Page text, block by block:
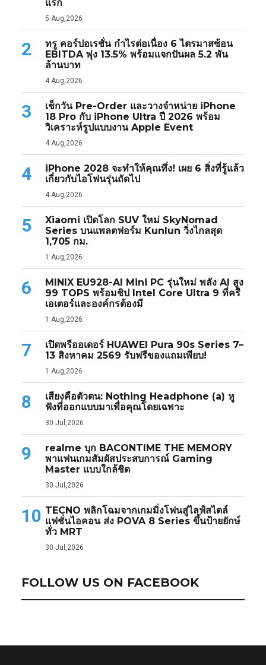
แรก
5 Aug,2026
2
ทรู คอร์ปอเรชั่น กำไรต่อเนื่อง 6 ไตรมาสซ้อน
EBITDA พุ่ง 13.5% พร้อมแจกปันผล 5.2 พัน
ล้านบาท
4 Aug,2026
3
เช็กวัน Pre-Order และวางจำหน่าย iPhone
18 Pro กับ iPhone Ultra ปี 2026 พร้อม
วิเคราะห์รูปแบบงาน Apple Event
4 Aug,2026
4
iPhone 2028 จะทำให้คุณทึ่ง! เผย 6 สิ่งที่รู้แล้ว
เกี่ยวกับไอโฟนรุ่นถัดไป
4 Aug,2026
5
Xiaomi เปิดโลก SUV ใหม่ SkyNomad
Series บนแพลตฟอร์ม Kunlun วิ่งไกลสุด
1,705 กม.
1 Aug,2026
6
MINIX EU928-AI Mini PC รุ่นใหม่ พลัง AI สูง
99 TOPS พร้อมชิป Intel Core Ultra 9 ที่ครี
เอเตอร์และองค์กรต้องมี
1 Aug,2026
7
เปิดพรีออเดอร์ HUAWEI Pura 90s Series 7–
13 สิงหาคม 2569 รับฟรีของแถมเพียบ!
1 Aug,2026
8
เสียงคือตัวตน: Nothing Headphone (a) หู
ฟังที่ออกแบบมาเพื่อคุณโดยเฉพาะ
30 Jul,2026
9
realme บุก BACONTIME THE MEMORY
พาแฟนเกมสัมผัสประสบการณ์ Gaming
Master แบบใกล้ชิด
30 Jul,2026
10 TECNO พลิกโฉมจากเกมมิ่งโฟนสู่ไลฟ์สไตล์
แฟชั่นไอคอน ส่ง POVA 8 Series ขึ้นป้ายยักษ์
ทั่ว MRT
30 Jul,2026
FOLLOW US ON FACEBOOK